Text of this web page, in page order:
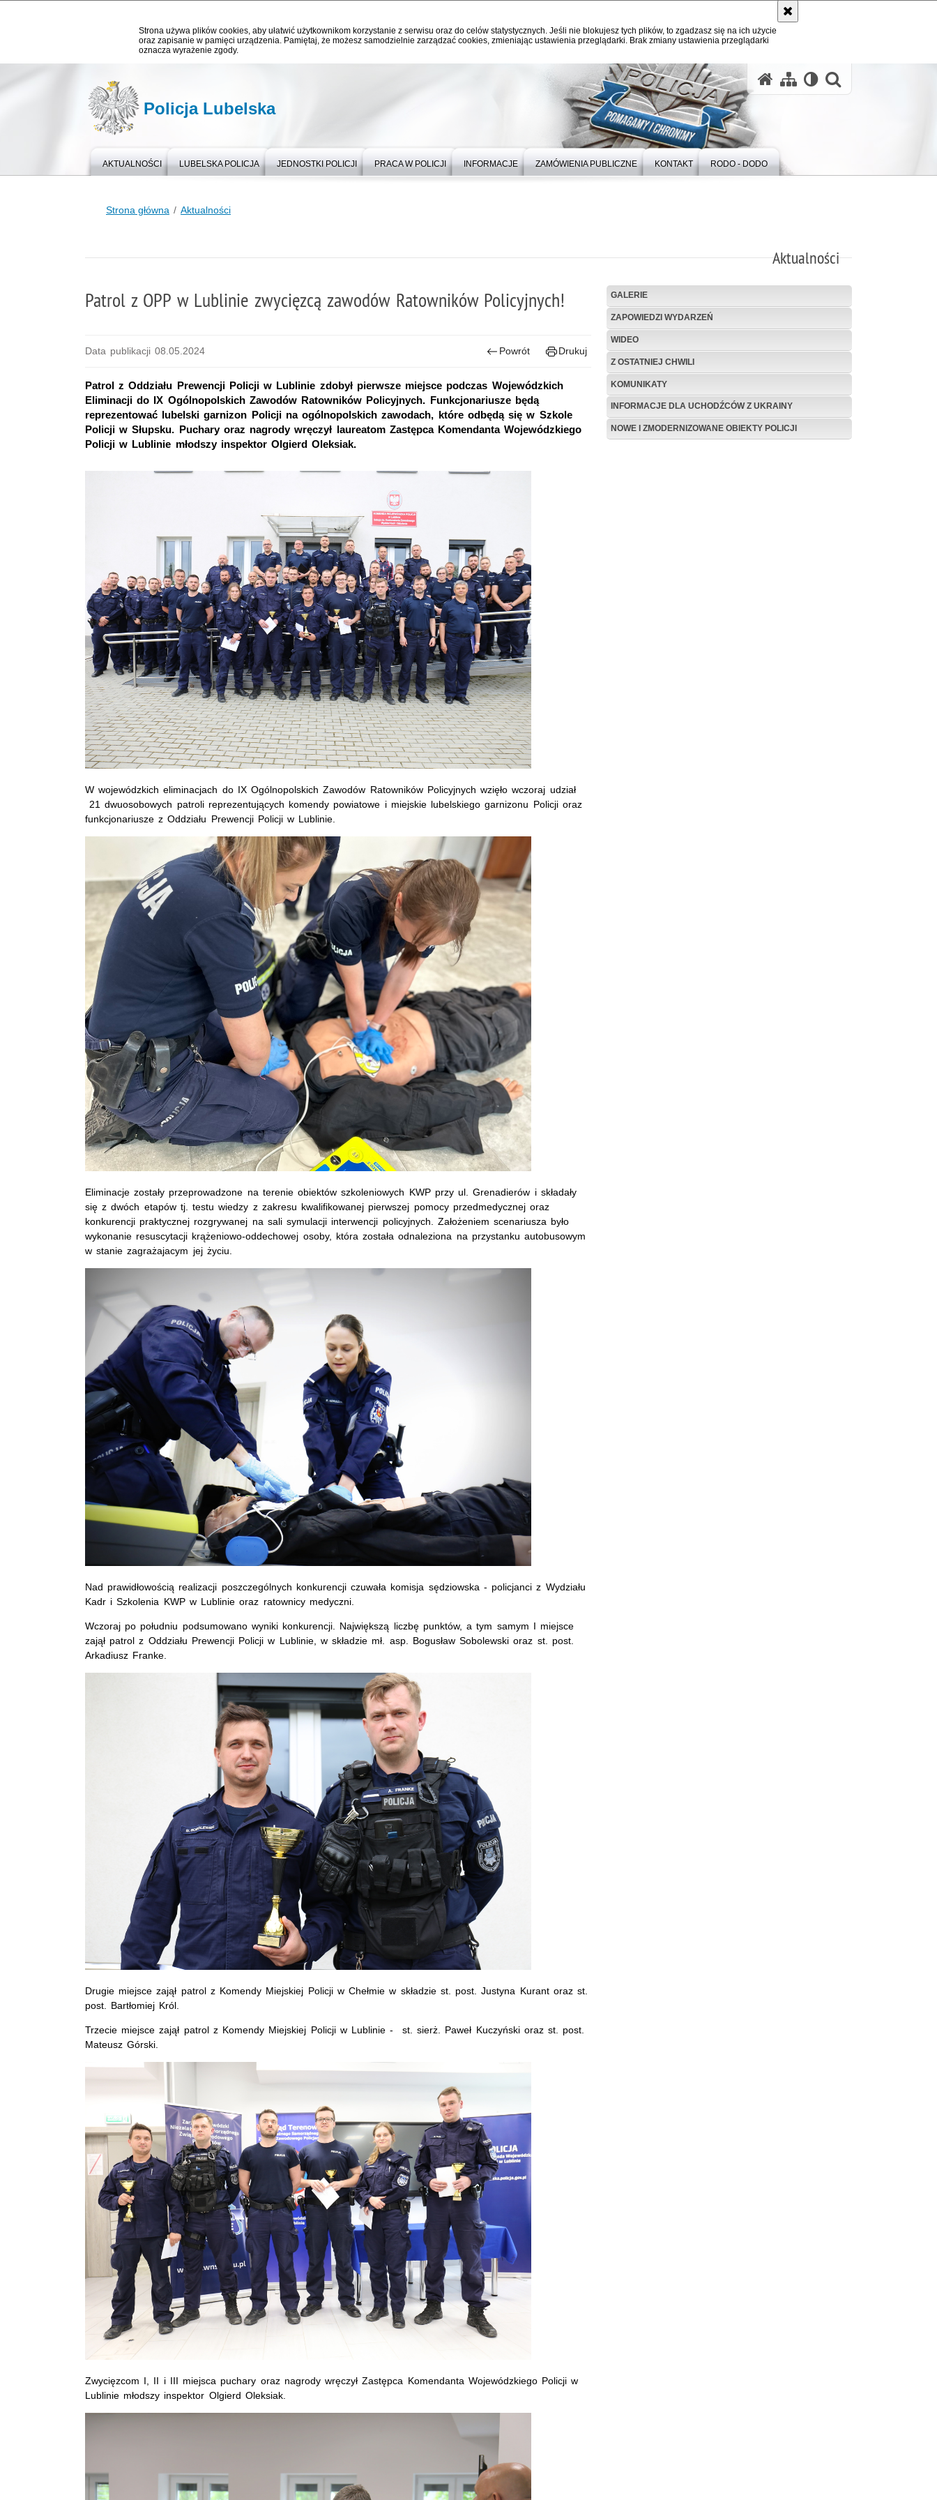
Strona używa plików cookies, aby ułatwić użytkownikom korzystanie z serwisu oraz do celów statystycznych. Jeśli nie blokujesz tych plików, to zgadzasz się na ich użycie
oraz zapisanie w pamięci urządzenia. Pamiętaj, że możesz samodzielnie zarządzać cookies, zmieniając ustawienia przeglądarki. Brak zmiany ustawienia przeglądarki
oznacza wyrażenie zgody.
Policja Lubelska
AKTUALNOŚCI LUBELSKA POLICJA JEDNOSTKI POLICJI PRACA W POLICJI INFORMACJE ZAMÓWIENIA PUBLICZNE KONTAKT RODO - DODO
Strona główna Aktualności
Aktualności
Patrol z OPP w Lublinie zwycięzcą zawodów Ratowników Policyjnych!
Data publikacji 08.05.2024 Powrót Drukuj
Patrol z Oddziału Prewencji Policji w Lublinie zdobył pierwsze miejsce podczas Wojewódzkich
Eliminacji do IX Ogólnopolskich Zawodów Ratowników Policyjnych. Funkcjonariusze będą
reprezentować lubelski garnizon Policji na ogólnopolskich zawodach, które odbędą się w Szkole
Policji w Słupsku. Puchary oraz nagrody wręczył laureatom Zastępca Komendanta Wojewódzkiego
Policji w Lublinie młodszy inspektor Olgierd Oleksiak.
W wojewódzkich eliminacjach do IX Ogólnopolskich Zawodów Ratowników Policyjnych wzięło wczoraj udział
21 dwuosobowych patroli reprezentujących komendy powiatowe i miejskie lubelskiego garnizonu Policji oraz
funkcjonariusze z Oddziału Prewencji Policji w Lublinie.
Eliminacje zostały przeprowadzone na terenie obiektów szkoleniowych KWP przy ul. Grenadierów i składały
się z dwóch etapów tj. testu wiedzy z zakresu kwalifikowanej pierwszej pomocy przedmedycznej oraz
konkurencji praktycznej rozgrywanej na sali symulacji interwencji policyjnych. Założeniem scenariusza było
wykonanie resuscytacji krążeniowo-oddechowej osoby, która została odnaleziona na przystanku autobusowym
w stanie zagrażajacym jej życiu.
Nad prawidłowością realizacji poszczególnych konkurencji czuwała komisja sędziowska - policjanci z Wydziału
Kadr i Szkolenia KWP w Lublinie oraz ratownicy medyczni.
Wczoraj po południu podsumowano wyniki konkurencji. Największą liczbę punktów, a tym samym I miejsce
zajął patrol z Oddziału Prewencji Policji w Lublinie, w składzie mł. asp. Bogusław Sobolewski oraz st. post.
Arkadiusz Franke.
Drugie miejsce zajął patrol z Komendy Miejskiej Policji w Chełmie w składzie st. post. Justyna Kurant oraz st.
post. Bartłomiej Król.
Trzecie miejsce zajął patrol z Komendy Miejskiej Policji w Lublinie - st. sierż. Paweł Kuczyński oraz st. post.
Mateusz Górski.
Zwycięzcom I, II i III miejsca puchary oraz nagrody wręczył Zastępca Komendanta Wojewódzkiego Policji w
Lublinie młodszy inspektor Olgierd Oleksiak.
GALERIE
ZAPOWIEDZI WYDARZEŃ
WIDEO
Z OSTATNIEJ CHWILI
KOMUNIKATY
INFORMACJE DLA UCHODŹCÓW Z UKRAINY
NOWE I ZMODERNIZOWANE OBIEKTY POLICJI